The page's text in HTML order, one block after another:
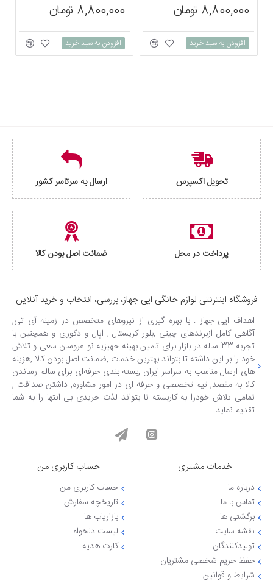
8,800,000 تومان
افزودن به سبد خرید
8,800,000 تومان
افزودن به سبد خرید
تحویل اکسپرس ارسال به سرتاسر کشور
پرداخت در محل ضمانت اصل بودن کالا
فروشگاه اینترنتی لوازم خانگی ایی جهاز، بررسی، انتخاب و خرید آنلاین
اهداف ایی جهاز : با بهره گیری از نیروهای متخصص در زمینه آی تی,
آگاهی کامل ازبرندهای چینی ,بلور کریستال , اپال و دکوری و همچنین با
تجربه 33 ساله در بازار برای تامین بهینه جهیزیه نو عروسان سعی و تلاش
خود را بر این داشته تا بتواند بهترین خدمات ,ضمانت اصل بودن کالا ,هزینه
های ارسال مناسب به سراسر ایران ,بسته بندی حرفه‌ای برای سالم رساندن
کالا به مقصد, تیم تخصصی و حرفه ای در امور مشاوره, داشتن صداقت ,
تمامی تلاش خودرا به کاربسته تا بتواند لذت خریدی بی انتها را به شما
تقدیم نماید
خدمات مشتری
درباره ما
تماس با ما
برگشتی ها
نقشه سایت
تولیدکنندگان
حفظ حریم شخصی مشتریان
شرایط و قوانین
حساب کاربری من
حساب کاربری من
تاریخچه سفارش
بازاریاب ها
لیست دلخواه
کارت هدیه